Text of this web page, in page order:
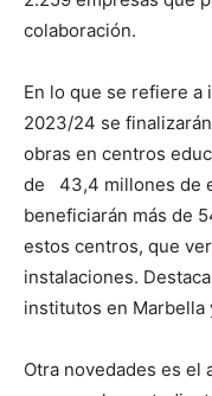
colaboración.
En lo que se refiere a
2023/24 se
obras en centros
de 43,4 millones de
beneficiarán más de
estos centros, que
instalaciones.
institutos en Marbella
Otra novedades es el